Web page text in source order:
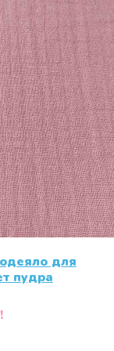
для
пудра